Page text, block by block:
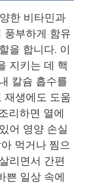
한 비타민과
풍부하게 함유
을 합니다. 이
지키는 데 핵
칼슘 흡수를
재생에도 도움
리하면 열에
어 영양 손실
먹거나 찜으
리면서 간편
쁜 일상 속에